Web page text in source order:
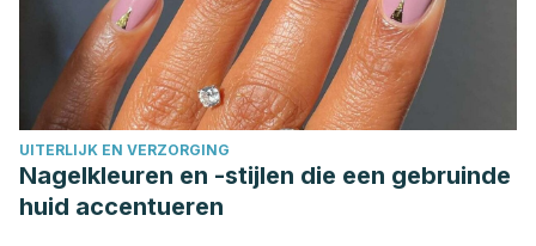
UITERLIJK EN VERZORGING
Nagelkleuren en -stijlen die een gebruinde
huid accentueren